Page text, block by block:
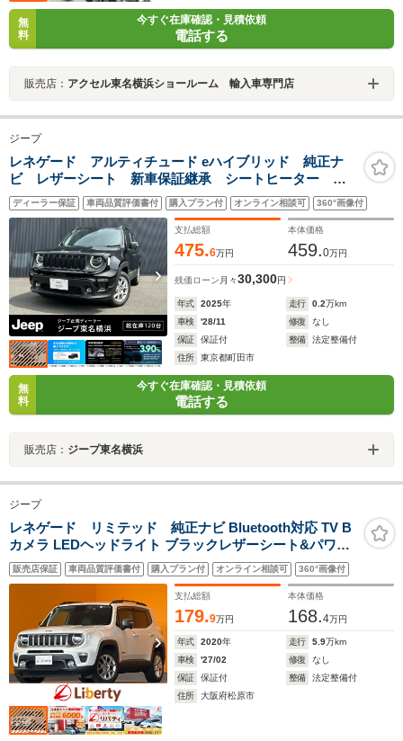
無
料
今すぐ在庫確認・見積依頼
電話する
販売店： アクセル東名横浜ショールーム 輸入車専門店
ジープ
レネゲード アルティチュード eハイブリッド 純正ナ
ビ レザーシート 新車保証継承 シートヒーター 障
害物センサー 衝突軽減ブレーキ LEDヘッドライト
バックカメラ ETC2.0 ステアリングヒーター アダプ
ティブクルーズコントロール
ディーラー保証 車両品質評価書付 購入プラン付 オンライン相談可 360°画像付
支払総額
475.6万円
本体価格
459.0万円
残価ローン 月々30,300円
年式 2025年 走行 0.2万km
車検
'28/11 修復
なし
保証
保証付 整備
法定整備付
住所
東京都町田市
無
料
今すぐ在庫確認・見積依頼
電話する
販売店： ジープ東名横浜
ジープ
レネゲード リミテッド 純正ナビ Bluetooth対応 TV B
カメラ LEDヘッドライト ブラックレザーシート&パワー
シート 革巻きステアリング クルーズコントロール 障害物
センサー ETC 純正アルミホイール
販売店保証 車両品質評価書付 購入プラン付 オンライン相談可 360°画像付
支払総額
179.9万円
本体価格
168.4万円
年式 2020年 走行 5.9万km
車検
'27/02 修復
なし
保証
保証付 整備
法定整備付
住所
大阪府松原市